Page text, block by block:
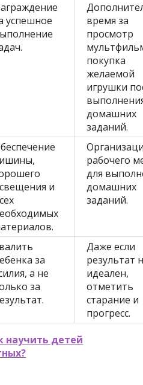
успешное
время за
просмотр
покупка
желаемой
игрушки
домашних
заданий.
и
рабочего
для
домашних
заданий.
за
а не
за
Даже если
результат
идеален,
отметить
старание и
прогресс.
научить детей